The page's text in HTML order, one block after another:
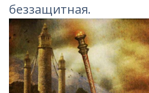
беззащитная.